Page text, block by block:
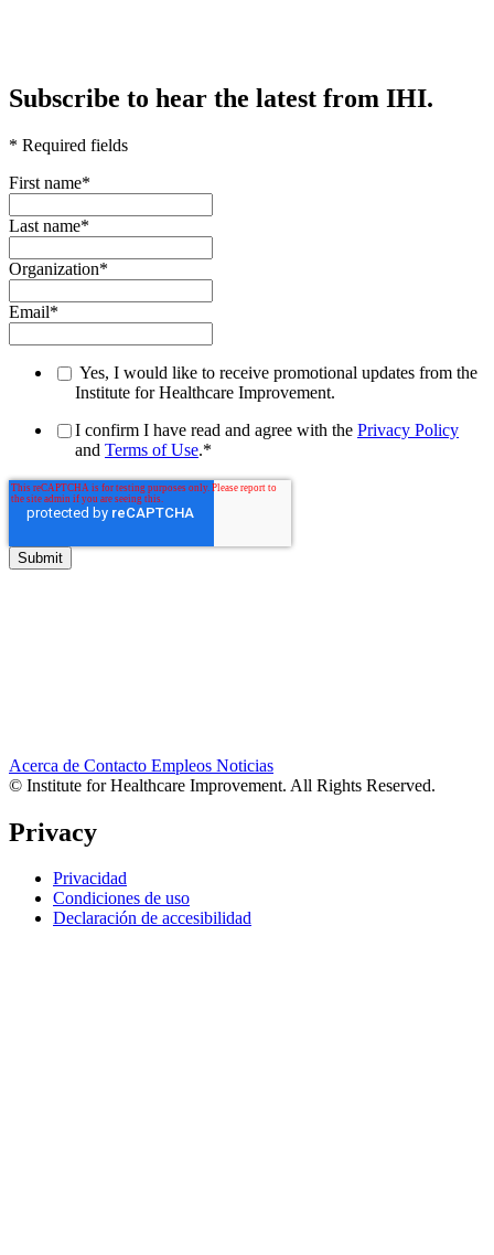
Subscribe to hear the latest from IHI.
* Required fields
First name*
Last name*
Organization*
Email*
Yes, I would like to receive promotional updates from the
Institute for Healthcare Improvement.
I confirm I have read and agree with the Privacy Policy
and Terms of Use.*
Acerca de Contacto Empleos Noticias
© Institute for Healthcare Improvement. All Rights Reserved.
Privacy
Privacidad
Condiciones de uso
Declaración de accesibilidad